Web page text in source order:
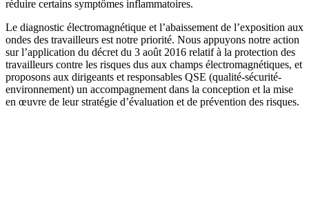
réduire certains symptômes inflammatoires.
Le diagnostic électromagnétique et l’abaissement de l’exposition aux
ondes des travailleurs est notre priorité. Nous appuyons notre action
sur l’application du décret du 3 août 2016 relatif à la protection des
travailleurs contre les risques dus aux champs électromagnétiques, et
proposons aux dirigeants et responsables QSE (qualité-sécurité-
environnement) un accompagnement dans la conception et la mise
en œuvre de leur stratégie d’évaluation et de prévention des risques.